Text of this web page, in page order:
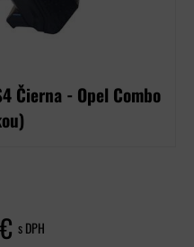
Čierna - Opel Combo
s DPH